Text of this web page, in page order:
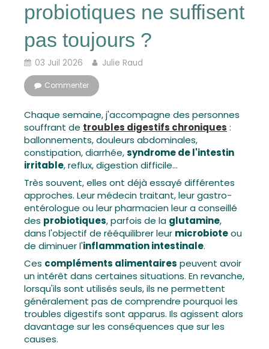
probiotiques ne suffisent
pas toujours ?
03 Juil 2026 Julie Raud
Commenter
Chaque semaine, j'accompagne des personnes
souffrant de troubles digestifs chroniques :
ballonnements, douleurs abdominales,
constipation, diarrhée,syndrome de l'intestin
irritable, reflux, digestion difficile...
Très souvent, elles ont déjà essayé différentes
approches. Leur médecin traitant, leur gastro-
entérologue ou leur pharmacien leur a conseillé
des probiotiques, parfois de la glutamine,
dans l'objectif de rééquilibrer leur microbioteou
de diminuer l'inflammation intestinale.
Ces compléments alimentaires peuvent avoir
un intérêt dans certaines situations. En revanche,
lorsqu'ils sont utilisés seuls, ils ne permettent
généralement pas de comprendre pourquoi les
troubles digestifs sont apparus. Ils agissent alors
davantage sur les conséquences que sur les
causes.